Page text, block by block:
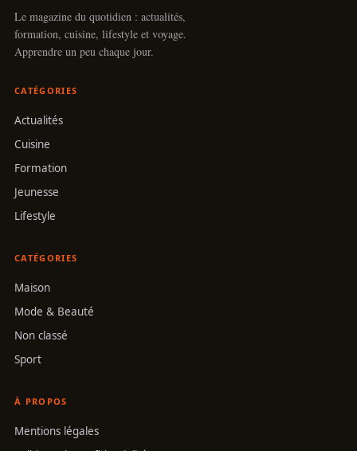
Le magazine du quotidien : actualités,
formation, cuisine, lifestyle et voyage.
Apprendre un peu chaque jour.
CATÉGORIES
Actualités
Cuisine
Formation
Jeunesse
Lifestyle
CATÉGORIES
Maison
Mode & Beauté
Non classé
Sport
À PROPOS
Mentions légales